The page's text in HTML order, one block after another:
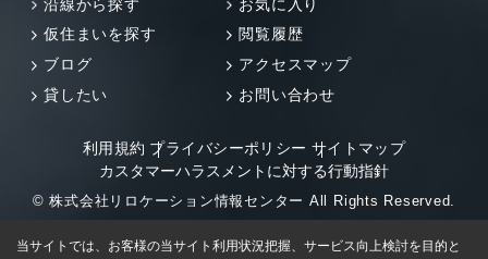
沿線から探す
仮住まいを探す
ブログ
貸したい
お気に入り
閲覧履歴
アクセスマップ
お問い合わせ
利用規約 プライバシーポリシー サイトマップ
カスタマーハラスメントに対する行動指針
© 株式会社リロケーション情報センター All Rights Reserved.
当サイトでは、お客様の当サイト利用状況把握、サービス向上検討を目的と